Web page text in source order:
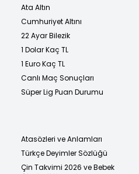
Ata Altın
Cumhuriyet Altını
22 Ayar Bilezik
1 Dolar Kaç TL
1 Euro Kaç TL
Canlı Maç Sonuçları
Süper Lig Puan Durumu
Atasözleri ve Anlamları
Türkçe Deyimler Sözlüğü
Çin Takvimi 2026 ve Bebek